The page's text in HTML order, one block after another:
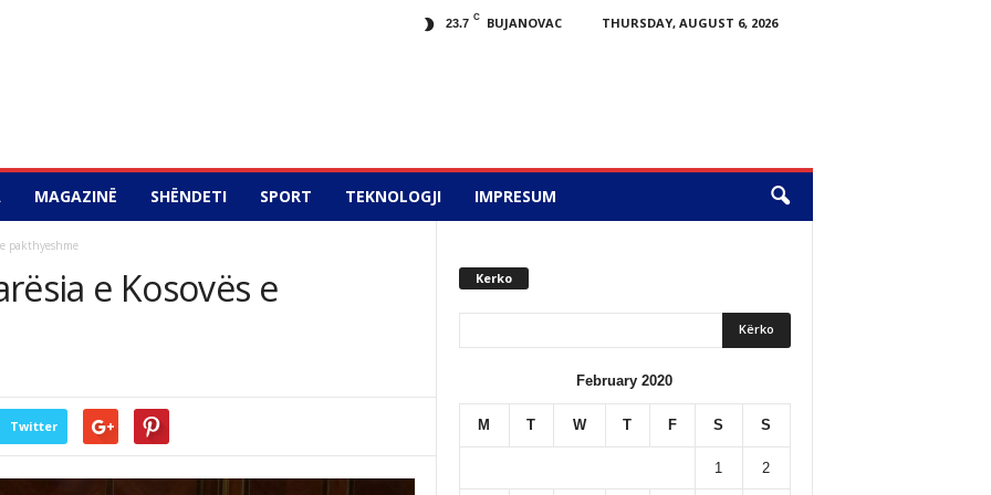
23.7 C BUJANOVAC
THURSDAY, AUGUST 6, 2026
MAGAZINË SHËNDETI SPORT TEKNOLOGJI IMPRESUM
e pakthyeshme
e Kosovës e
Twitter
Kerko
February 2020
M T W T F S S
1 2